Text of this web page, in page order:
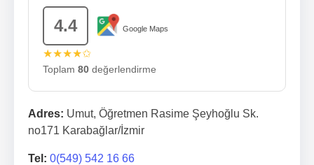
4.4 Google Maps
★★★★✩
Toplam 80 değerlendirme
Adres: Umut, Öğretmen Rasime Şeyhoğlu Sk.
no171 Karabağlar/İzmir
Tel: 0(549) 542 16 66